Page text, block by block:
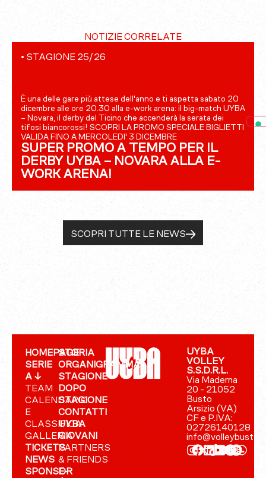
NOTIZIE CORRELATE
• STAGIONE 25/26
È una delle gare più attese dell'anno e ti aspetta sabato 20
dicembre alle ore 20.30 alla e-work arena: il big-match UYBA
– Novara, il derby del Ticino che accenderà la serata dei
tifosi biancorossi! SCOPRI LA PROMO SPECIALE BIGLIETTI
VALIDA FINO A MERCOLEDI' 3 DICEMBRE
SUPER PROMO A TEMPO PER IL
DERBY UYBA – NOVARA ALLA E-
WORK ARENA!
SCOPRI TUTTE LE NEWS
HOMEPAGE
SERIE
A ↓
TEAM
CALENDARIO
E
CLASSIFICA
GALLERIA
TICKETS
NEWS
SPONSOR
STORIA
ORGANIGRAMMA
STAGIONE
DOPO
STAGIONE
CONTATTI
UYBA
GIOVANI
PARTNERS
& FRIENDS
E-
UYBA
VOLLEY
S.S.D.R.L.
Via Maderna
20 - 21052
Busto
Arsizio (VA)
CF e P.IVA:
02726140128